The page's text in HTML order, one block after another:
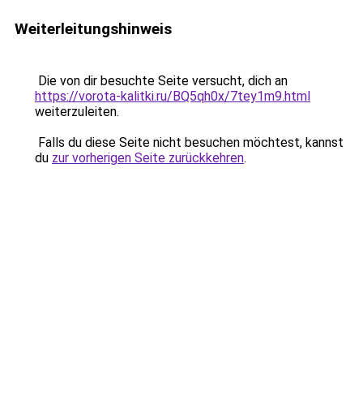
Weiterleitungshinweis
Die von dir besuchte Seite versucht, dich an
https://vorota-kalitki.ru/BQ5qh0x/7tey1m9.html
weiterzuleiten.
Falls du diese Seite nicht besuchen möchtest, kannst
du zur vorherigen Seite zurückkehren.